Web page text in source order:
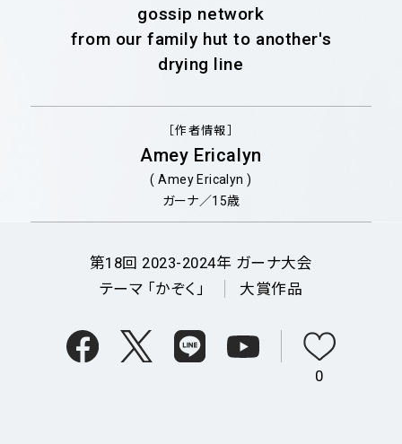
gossip network
from our family hut to another's
drying line
［作者情報］
Amey Ericalyn
( Amey Ericalyn )
ガーナ／15歳
第18回 2023-2024年 ガーナ大会
テーマ 「かぞく」
大賞作品
0